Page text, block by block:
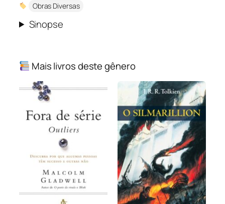
Obras Diversas
Sinopse
Mais livros deste gênero